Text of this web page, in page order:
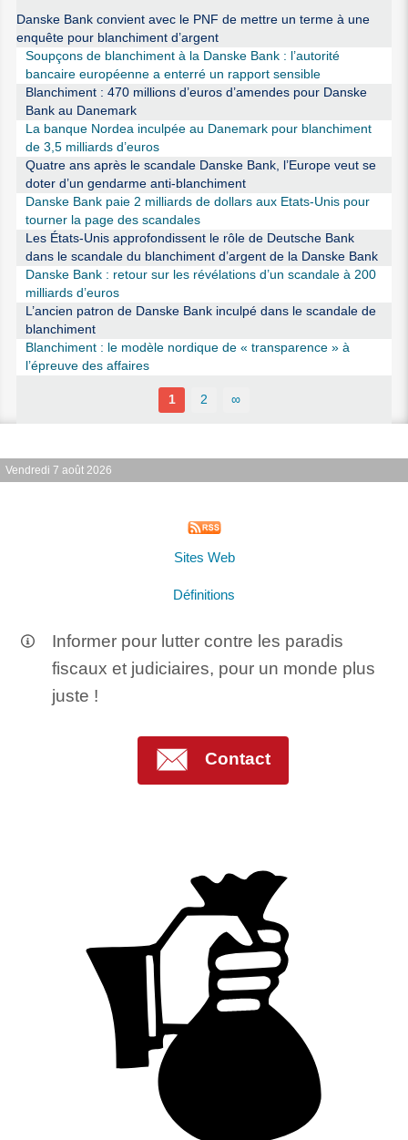
Danske Bank convient avec le PNF de mettre un terme à une
enquête pour blanchiment d’argent
Soupçons de blanchiment à la Danske Bank : l’autorité
bancaire européenne a enterré un rapport sensible
Blanchiment : 470 millions d’euros d’amendes pour Danske
Bank au Danemark
La banque Nordea inculpée au Danemark pour blanchiment
de 3,5 milliards d’euros
Quatre ans après le scandale Danske Bank, l’Europe veut se
doter d’un gendarme anti-blanchiment
Danske Bank paie 2 milliards de dollars aux Etats-Unis pour
tourner la page des scandales
Les États-Unis approfondissent le rôle de Deutsche Bank
dans le scandale du blanchiment d’argent de la Danske Bank
Danske Bank : retour sur les révélations d’un scandale à 200
milliards d’euros
L’ancien patron de Danske Bank inculpé dans le scandale de
blanchiment
Blanchiment : le modèle nordique de « transparence » à
l’épreuve des affaires
1 2 ∞
Vendredi 7 août 2026
Sites Web
Définitions
Informer pour lutter contre les paradis
fiscaux et judiciaires, pour un monde plus
juste !
Contact